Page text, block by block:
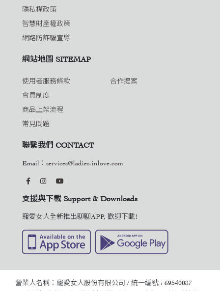
隱私權政策
智慧財產權政策
網路防詐騙宣導
網站地圖 SITEMAP
使用者服務條款
會員制度
商品上架流程
常見問題
合作提案
聯繫我們 CONTACT
Email： services@ladies-inlove.com
支援與下載 Support & Downloads
寵愛女人全新推出聊聊APP, 歡迎下載!
營業人名稱：寵愛女人股份有限公司 / 統一編號 : 69540087